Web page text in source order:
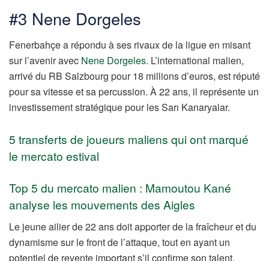
#3 Nene Dorgeles
Fenerbahçe a répondu à ses rivaux de la ligue en misant
sur l’avenir avec Nene Dorgeles. L’international malien,
arrivé du RB Salzbourg pour 18 millions d’euros, est réputé
pour sa vitesse et sa percussion. À 22 ans, il représente un
investissement stratégique pour les Sarı Kanaryalar.
5 transferts de joueurs maliens qui ont marqué
le mercato estival
Top 5 du mercato malien : Mamoutou Kané
analyse les mouvements des Aigles
Le jeune ailier de 22 ans doit apporter de la fraîcheur et du
dynamisme sur le front de l’attaque, tout en ayant un
potentiel de revente important s’il confirme son talent.